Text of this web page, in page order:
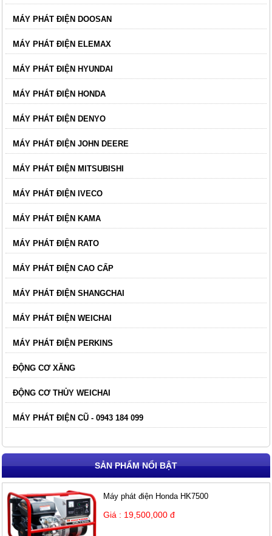
MÁY PHÁT ĐIỆN DOOSAN
MÁY PHÁT ĐIỆN ELEMAX
MÁY PHÁT ĐIỆN HYUNDAI
MÁY PHÁT ĐIỆN HONDA
MÁY PHÁT ĐIỆN DENYO
MÁY PHÁT ĐIỆN JOHN DEERE
MÁY PHÁT ĐIỆN MITSUBISHI
MÁY PHÁT ĐIỆN IVECO
MÁY PHÁT ĐIỆN KAMA
MÁY PHÁT ĐIỆN RATO
MÁY PHÁT ĐIỆN CAO CẤP
MÁY PHÁT ĐIỆN SHANGCHAI
MÁY PHÁT ĐIỆN WEICHAI
MÁY PHÁT ĐIỆN PERKINS
ĐỘNG CƠ XĂNG
ĐỘNG CƠ THỦY WEICHAI
MÁY PHÁT ĐIỆN CŨ - 0943 184 099
SẢN PHẨM NỔI BẬT
Máy phát điện Honda HK7500
Giá : 19,500,000 đ